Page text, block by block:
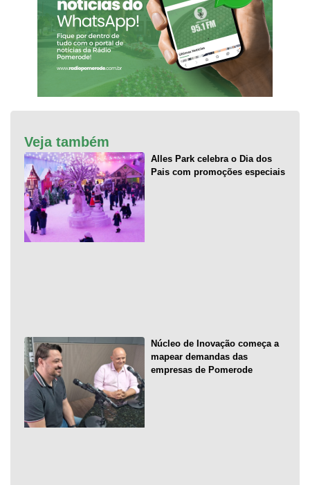
Veja também
Alles Park celebra o Dia dos
Pais com promoções especiais
Núcleo de Inovação começa a
mapear demandas das
empresas de Pomerode